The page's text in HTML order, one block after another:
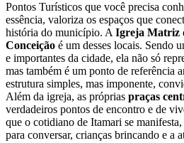
Pontos Turísticos que você precisa
essência, valoriza os espaços que
história do município. A Igreja Matriz
Conceição é um desses locais. Sendo
e importantes da cidade, ela não só
mas também é um ponto de referência
estrutura simples, mas imponente,
Além da igreja, as próprias praças
verdadeiros pontos de encontro e de
que o cotidiano de Itamari se
para conversar, crianças brincando e a